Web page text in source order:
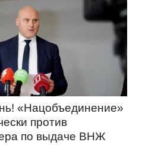
«Нацобъединение»
против
по выдаче ВНЖ